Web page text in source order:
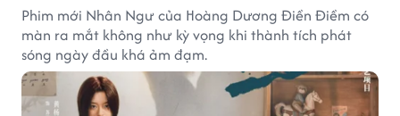
Phim mới Nhân Ngư của Hoàng Dương Điền Điềm có
màn ra mắt không như kỳ vọng khi thành tích phát
sóng ngày đầu khá ảm đạm.